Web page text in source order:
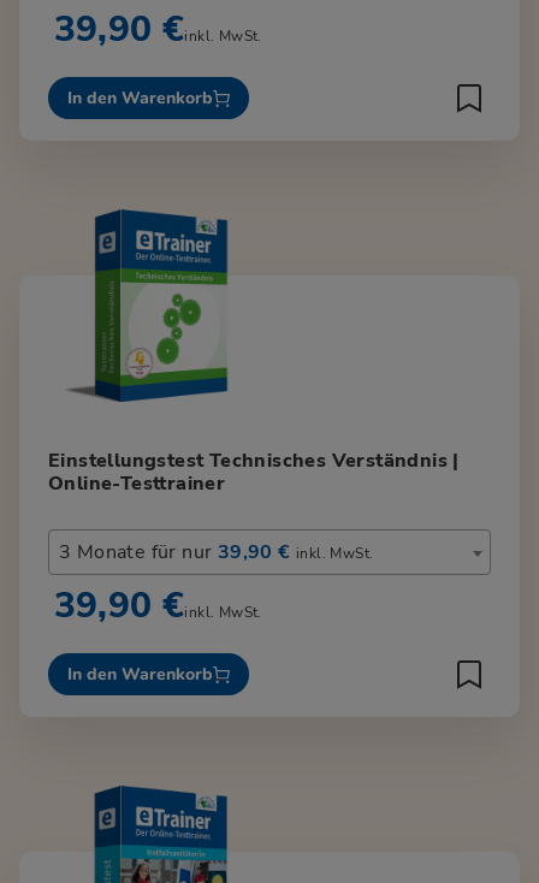
39,90 €inkl. MwSt.
In den Warenkorb
Einstellungstest Technisches Verständnis |
Online-Testtrainer
3 Monate für nur 39,90 € inkl. MwSt.
39,90 €inkl. MwSt.
In den Warenkorb